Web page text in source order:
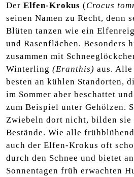
Der Elfen-Krokus (Crocus
seinen Namen zu Recht, denn
Blüten tanzen wie ein
und Rasenflächen. Besonders
zusammen mit
Winterling (Eranthis) aus.
besten an kühlen Standorten,
im Sommer aber beschattet
zum Beispiel unter Gehölzen.
Zwiebeln dort nicht, bilden sie
Bestände. Wie alle
auch der Elfen-Krokus oft
durch den Schnee und bietet
Sonnentagen früh erwachten